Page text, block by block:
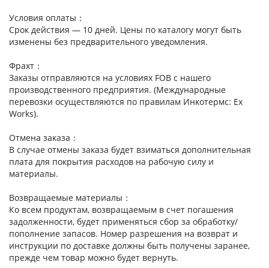
Условия оплаты：
Срок действия — 10 дней. Цены по каталогу могут быть
изменены без предварительного уведомления.
Фрахт：
Заказы отправляются на условиях FOB с нашего
производственного предприятия. (Международные
перевозки осуществляются по правилам Инкотермс: Ex
Works).
Отмена заказа：
В случае отмены заказа будет взиматься дополнительная
плата для покрытия расходов на рабочую силу и
материалы.
Возвращаемые материалы：
Ко всем продуктам, возвращаемым в счет погашения
задолженности, будет применяться сбор за обработку/
пополнение запасов. Номер разрешения на возврат и
инструкции по доставке должны быть получены заранее,
прежде чем товар можно будет вернуть.